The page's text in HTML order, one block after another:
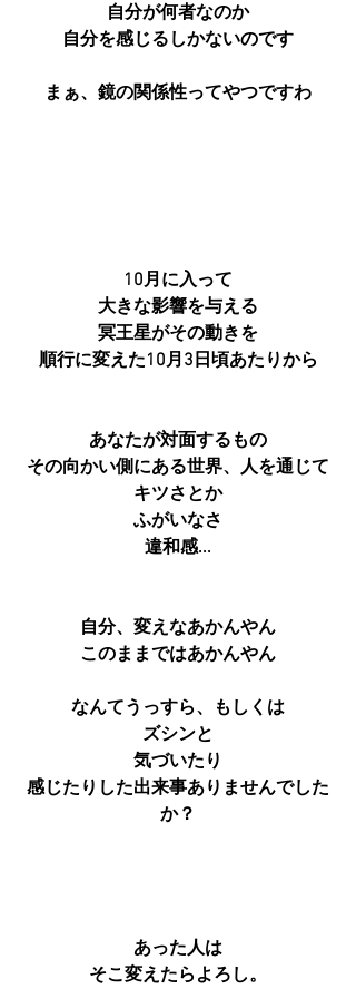
自分が何者なのか
自分を感じるしかないのです
まぁ、鏡の関係性ってやつですわ
10月に入って
大きな影響を与える
冥王星がその動きを
順行に変えた10月3日頃あたりから
あなたが対面するもの
その向かい側にある世界、人を通じて
キツさとか
ふがいなさ
違和感...
自分、変えなあかんやん
このままではあかんやん
なんてうっすら、もしくは
ズシンと
気づいたり
感じたりした出来事ありませんでした
か？
あった人は
そこ変えたらよろし。